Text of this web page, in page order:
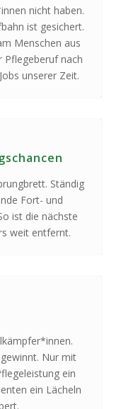
nicht haben.
ist gesichert.
Menschen aus
nach
unserer Zeit.
Ständig
Fort- und
ist die nächste
weit entfernt.
Nur mit
ein
ein Lächeln